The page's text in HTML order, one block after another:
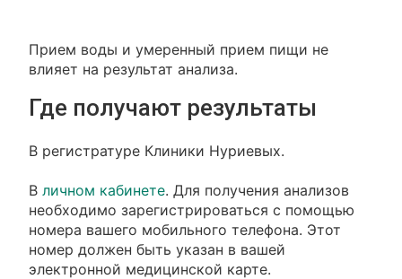
Прием воды и умеренный прием пищи не
влияет на результат анализа.
Где получают результаты
В регистратуре Клиники Нуриевых.
Вличном кабинете. Для получения анализов
необходимо зарегистрироваться с помощью
номера вашего мобильного телефона. Этот
номер должен быть указан в вашей
электронной медицинской карте.